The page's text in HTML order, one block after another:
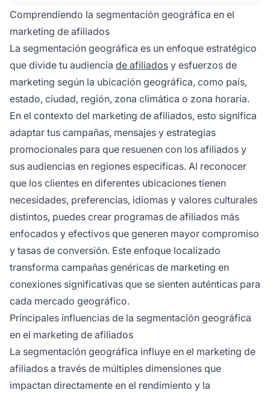
de afiliados más sólidas, mayores tasas de
conversión y un mejor retorno de inversión.
Comprendiendo la segmentación geográfica en el
marketing de afiliados
La segmentación geográfica es un enfoque estratégico
que divide tu audiencia de afiliados y esfuerzos de
marketing según la ubicación geográfica, como país,
estado, ciudad, región, zona climática o zona horaria.
En el contexto del marketing de afiliados, esto significa
adaptar tus campañas, mensajes y estrategias
promocionales para que resuenen con los afiliados y
sus audiencias en regiones específicas. Al reconocer
que los clientes en diferentes ubicaciones tienen
necesidades, preferencias, idiomas y valores culturales
distintos, puedes crear programas de afiliados más
enfocados y efectivos que generen mayor compromiso
y tasas de conversión. Este enfoque localizado
transforma campañas genéricas de marketing en
conexiones significativas que se sienten auténticas para
cada mercado geográfico.
Principales influencias de la segmentación geográfica
en el marketing de afiliados
La segmentación geográfica influye en el marketing de
afiliados a través de múltiples dimensiones que
impactan directamente en el rendimiento y la